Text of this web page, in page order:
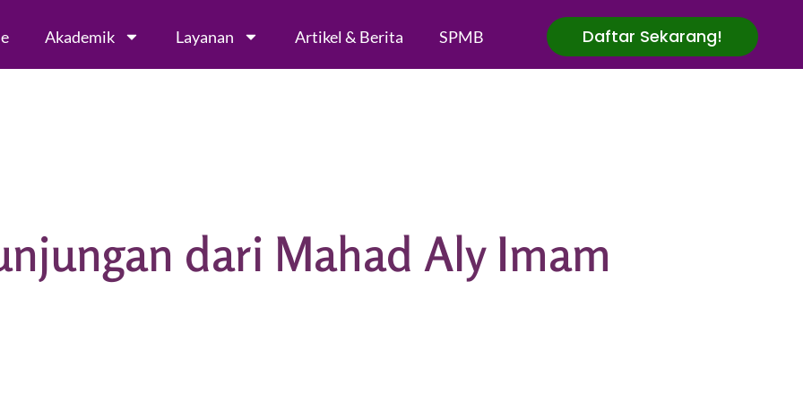
Akademik Layanan Artikel & Berita SPMB Daftar Sekarang!
dari Mahad Aly Imam